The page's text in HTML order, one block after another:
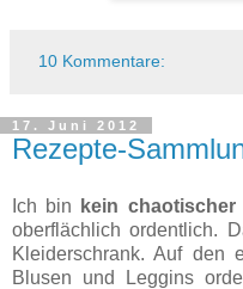
10 Kommentare:
17. Juni 2012
Rezepte-
Ich bin kein chaotischer
oberflächlich ordentlich.
Kleiderschrank. Auf den
Blusen und Leggins